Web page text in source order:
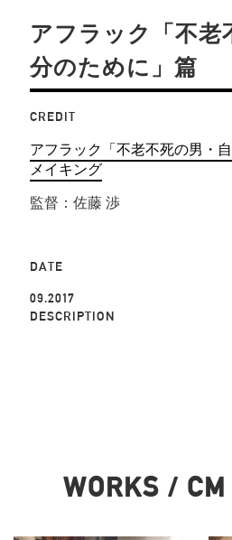
アフラック「不老
分のために」篇
CREDIT
アフラック「不老不死の男・
メイキング
監督：佐藤 渉
DATE
09.2017
DESCRIPTION
WORKS /